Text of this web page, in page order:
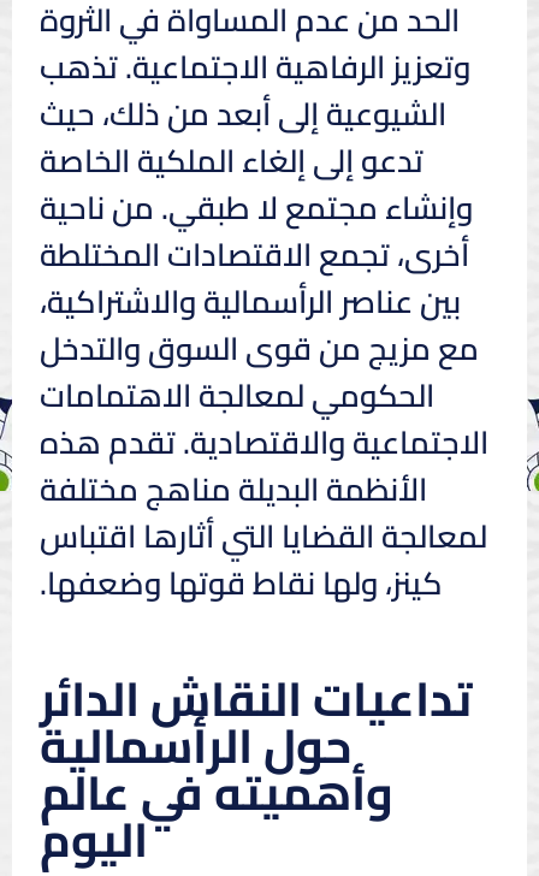
الحد من عدم المساواة في الثروة
وتعزيز الرفاهية الاجتماعية. تذهب
الشيوعية إلى أبعد من ذلك، حيث
تدعو إلى إلغاء الملكية الخاصة
وإنشاء مجتمع لا طبقي. من ناحية
أخرى، تجمع الاقتصادات المختلطة
بين عناصر الرأسمالية والاشتراكية،
مع مزيج من قوى السوق والتدخل
الحكومي لمعالجة الاهتمامات
الاجتماعية والاقتصادية. تقدم هذه
الأنظمة البديلة مناهج مختلفة
لمعالجة القضايا التي أثارها اقتباس
كينز، ولها نقاط قوتها وضعفها.
تداعيات النقاش الدائر
حول الرأسمالية
وأهميته في عالم
اليوم